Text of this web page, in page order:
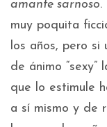
amante sarnoso.
muy poquita
los años, pero si
de ánimo
que lo estimule
a sí mismo y de